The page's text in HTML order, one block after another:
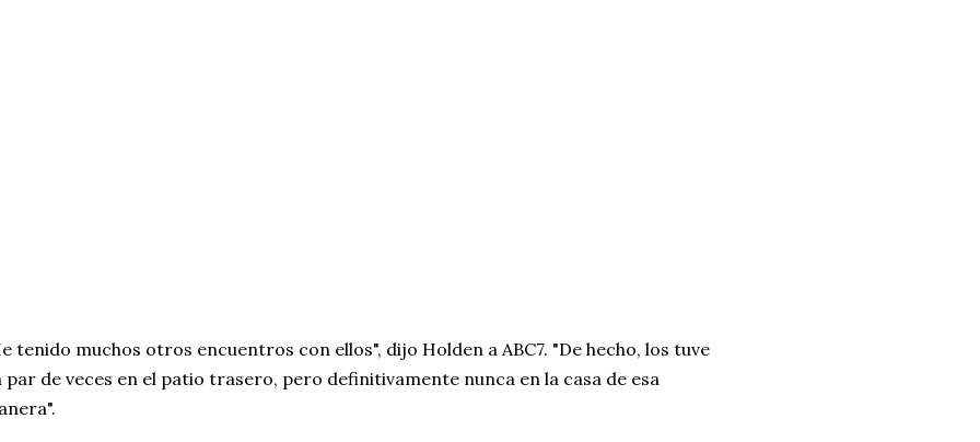
tenido muchos otros encuentros con ellos", dijo Holden a ABC7. "De hecho, los tuve
par de veces en el patio trasero, pero definitivamente nunca en la casa de esa